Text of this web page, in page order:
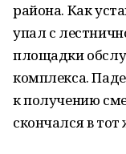
района. Как
упал с
площадки
комплекса.
к получению
скончался в тот